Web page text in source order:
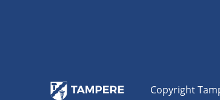
Co­py­right